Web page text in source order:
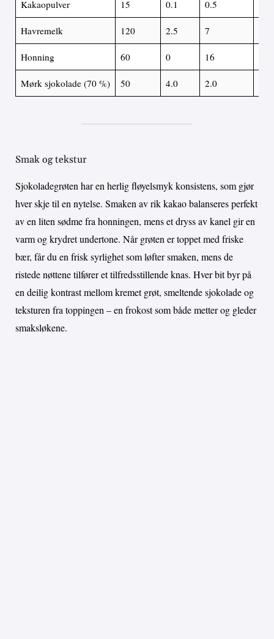
Kakaopulver 15 0.1 0.5
Havremelk 120 2.5 7
Honning 60 0 16
Mørk sjokolade (70 %) 50 4.0 2.0
Smak og tekstur
Sjokoladegrøten har en herlig fløyelsmyk konsistens, som gjør
hver skje til en nytelse. Smaken av rik kakao balanseres perfekt
av en liten sødme fra honningen, mens et dryss av kanel gir en
varm og krydret undertone. Når grøten er toppet med friske
bær, får du en frisk syrlighet som løfter smaken, mens de
ristede nøttene tilfører et tilfredsstillende knas. Hver bit byr på
en deilig kontrast mellom kremet grøt, smeltende sjokolade og
teksturen fra toppingen – en frokost som både metter og gleder
smaksløkene.